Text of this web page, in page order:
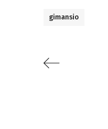
gimansio